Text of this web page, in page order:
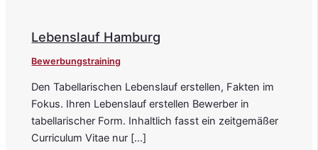
Lebenslauf Hamburg
Bewerbungstraining
Den Tabellarischen Lebenslauf erstellen, Fakten im
Fokus. Ihren Lebenslauf erstellen Bewerber in
tabellarischer Form. Inhaltlich fasst ein zeitgemäßer
Curriculum Vitae nur […]